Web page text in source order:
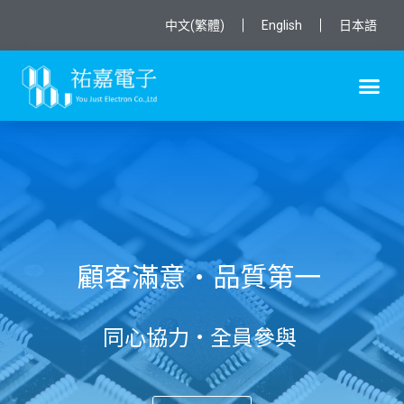
中文(繁體) English 日本語
顧客滿意•品質第一
同心協力•全員參與